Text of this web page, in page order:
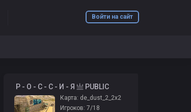
Войти на сайт
️ Р - О - С - С - И - Я 亗 PUBLIC
Карта: de_dust_2_2x2
Игроков: 7/18